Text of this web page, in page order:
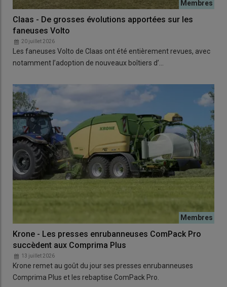
Claas - De grosses évolutions apportées sur les
faneuses Volto
20 juillet 2026
Les faneuses Volto de Claas ont été entièrement revues, avec
notamment l’adoption de nouveaux boîtiers d’…
Krone - Les presses enrubanneuses ComPack Pro
succèdent aux Comprima Plus
13 juillet 2026
Krone remet au goût du jour ses presses enrubanneuses
Comprima Plus et les rebaptise ComPack Pro.